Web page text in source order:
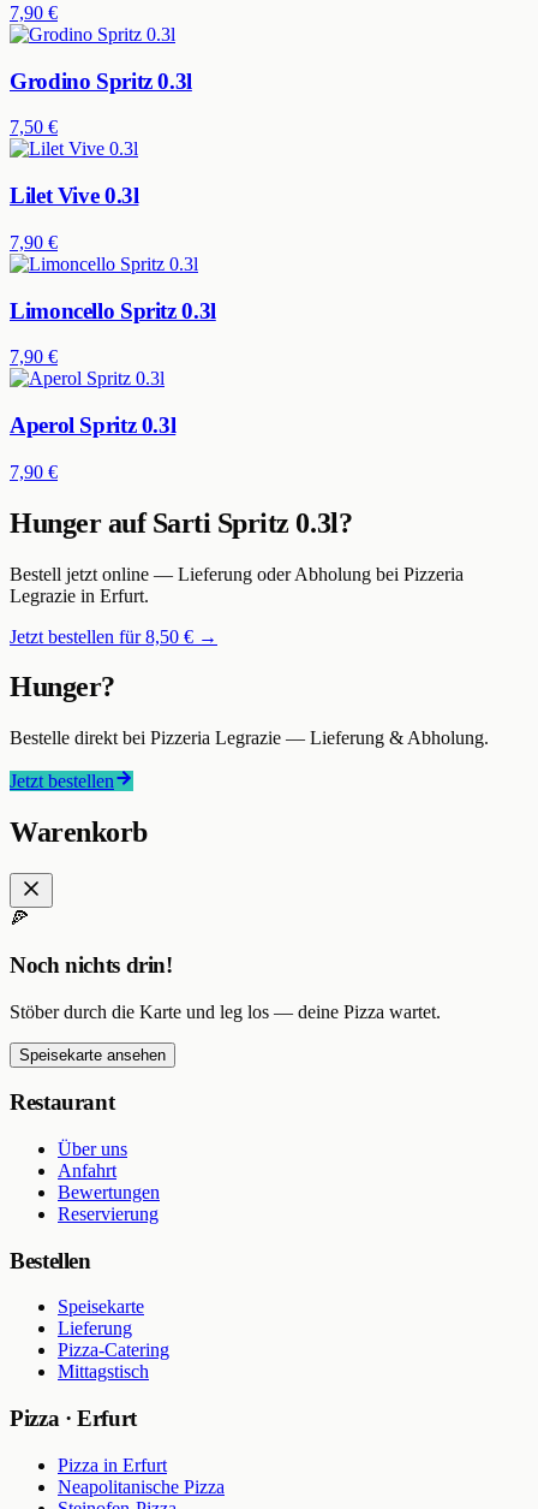
7,90 €
Grodino Spritz 0.3l
7,50 €
Lilet Vive 0.3l
7,90 €
Limoncello Spritz 0.3l
7,90 €
Aperol Spritz 0.3l
7,90 €
Hunger aufSarti Spritz 0.3l?
Bestell jetzt online — Lieferung oder Abholung bei Pizzeria
Legrazie in Erfurt.
Jetzt bestellen für8,50 € →
Hunger?
Bestelle direkt bei Pizzeria Legrazie — Lieferung & Abholung.
Jetzt bestellen
Warenkorb
🍕
Noch nichts drin!
Stöber durch die Karte und leg los — deine Pizza wartet.
Speisekarte ansehen
Restaurant
Über uns
Anfahrt
Bewertungen
Reservierung
Bestellen
Speisekarte
Lieferung
Pizza-Catering
Mittagstisch
Pizza · Erfurt
Pizza in Erfurt
Neapolitanische Pizza